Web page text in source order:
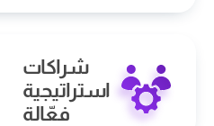
شراكات
استراتيجية
فعّالة